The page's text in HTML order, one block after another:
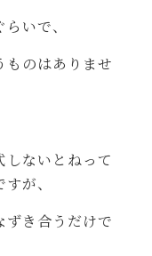
いで、
ものはありませ
ないとねって
が、
ずき合うだけで